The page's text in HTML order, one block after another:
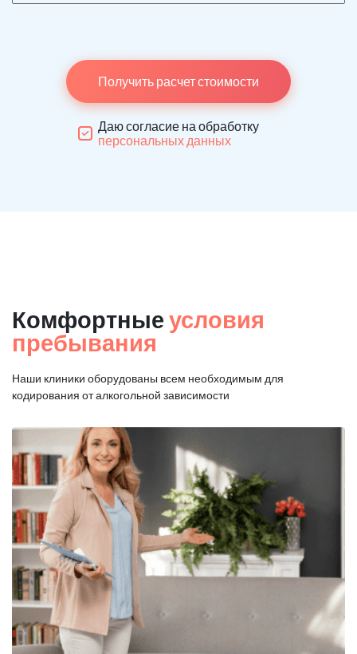
Получить расчет стоимости
Даю согласие на обработку
персональных данных
Комфортные условия
пребывания
Наши клиники оборудованы всем необходимым для
кодирования от алкогольной зависимости